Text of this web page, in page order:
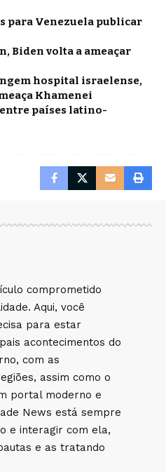
para Venezuela publicar
Biden volta a ameaçar
hospital israelense,
Khamenei
países latino-
comprometido
Aqui, você
para estar
acontecimentos do
com as
assim como o
portal moderno e
News está sempre
e interagir com ela,
e as tratando